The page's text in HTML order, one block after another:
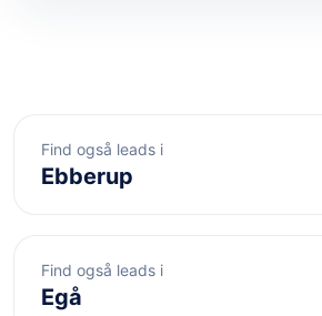
Find også leads i
Ebberup
Find også leads i
Egå